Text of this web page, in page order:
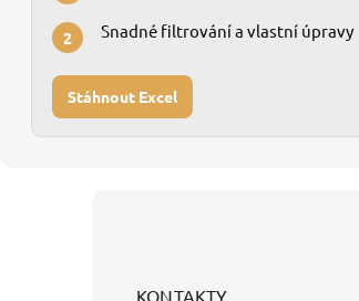
2 Snadné filtrování a vlastní úpravy
Stáhnout Excel
KONTAKTY